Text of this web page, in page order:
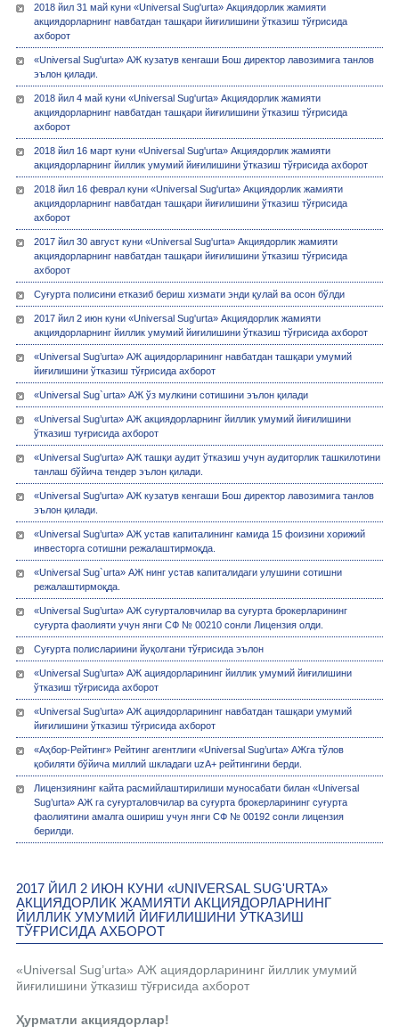
2018 йил 31 май куни «Universal Sug'urta» Акциядорлик жамияти
акциядорларнинг навбатдан ташқари йиғилишини ўтказиш тўғрисида
ахборот
«Universal Sug'urta» АЖ кузатув кенгаши Бош директор лавозимига танлов
эълон қилади.
2018 йил 4 май куни «Universal Sug'urta» Акциядорлик жамияти
акциядорларнинг навбатдан ташқари йиғилишини ўтказиш тўғрисида
ахборот
2018 йил 16 март куни «Universal Sug'urta» Акциядорлик жамияти
акциядорларнинг йиллик умумий йиғилишини ўтказиш тўғрисида ахборот
2018 йил 16 феврал куни «Universal Sug'urta» Акциядорлик жамияти
акциядорларнинг навбатдан ташқари йиғилишини ўтказиш тўғрисида
ахборот
2017 йил 30 август куни «Universal Sug'urta» Акциядорлик жамияти
акциядорларнинг навбатдан ташқари йиғилишини ўтказиш тўғрисида
ахборот
Суғурта полисини етказиб бериш хизмати энди қулай ва осон бўлди
2017 йил 2 июн куни «Universal Sug'urta» Акциядорлик жамияти
акциядорларнинг йиллик умумий йиғилишини ўтказиш тўғрисида ахборот
«Universal Sug’urta» АЖ ациядорларининг навбатдан ташқари умумий
йиғилишини ўтказиш тўғрисида ахборот
«Universal Sug`urta» АЖ ўз мулкини сотишини эълон қилади
«Universal Sug’urta» АЖ акциядорларнинг йиллик умумий йиғилишини
ўтказиш туғрисида ахборот
«Universal Sug'urta» АЖ ташқи аудит ўтказиш учун аудиторлик ташкилотини
танлаш бўйича тендер эълон қилади.
«Universal Sug'urta» АЖ кузатув кенгаши Бош директор лавозимига танлов
эълон қилади.
«Universal Sug’urta» АЖ устав капиталининг камида 15 фоизини хорижий
инвесторга сотишни режалаштирмоқда.
«Universal Sug`urta» АЖ нинг устав капиталидаги улушини сотишни
режалаштирмоқда.
«Univеrsal Sug’urta» АЖ суғурталовчилар ва суғурта брокерларининг
суғурта фаолияти учун янги СФ № 00210 сонли Лицензия олди.
Суғурта полислариини йуқолгани тўғрисида эълон
«Universal Sug’urta» АЖ ациядорларининг йиллик умумий йиғилишини
ўтказиш тўғрисида ахборот
«Universal Sug’urta» АЖ ациядорларининг навбатдан ташқари умумий
йиғилишини ўтказиш тўғрисида ахборот
«Аҳбор-Рейтинг» Рейтинг агентлиги «Universal Sug’urta» АЖга тўлов
қобиляти бўйича миллий шкладаги uzA+ рейтингини берди.
Лицензиянинг кайта расмийлаштирилиши муносабати билан «Univеrsal
Sug’urta» АЖ га суғурталовчилар ва суғурта брокерларининг суғурта
фаолиятини амалга ошириш учун янги СФ № 00192 сонли лицензия
берилди.
2017 ЙИЛ 2 ИЮН КУНИ «UNIVERSAL SUG'URTA»
АКЦИЯДОРЛИК ЖАМИЯТИ АКЦИЯДОРЛАРНИНГ
ЙИЛЛИК УМУМИЙ ЙИҒИЛИШИНИ ЎТКАЗИШ
ТЎҒРИСИДА АХБОРОТ
«Universal Sug’urta» АЖ ациядорларининг йиллик умумий
йиғилишини ўтказиш тўғрисида ахборот
Ҳурматли акциядорлар!